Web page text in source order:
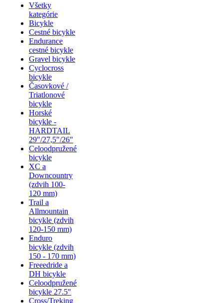
Všetky
kategórie
Bicykle
Cestné bicykle
Endurance
cestné bicykle
Gravel bicykle
Cyclocross
bicykle
Časovkové /
Triatlonové
bicykle
Horské
bicykle -
HARDTAIL
29"/27,5"/26"
Celoodpružené
bicykle
XC a
Downcountry
(zdvih 100-
120 mm)
Trail a
Allmountain
bicykle (zdvih
120-150 mm)
Enduro
bicykle (zdvih
150 - 170 mm)
Freeedride a
DH bicykle
Celoodpružené
bicykle 27.5"
Cross/Treking